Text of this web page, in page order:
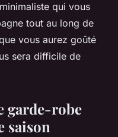
qui vous
tout au long de
vous aurez goûté
sera difficile de
garde-robe
saison